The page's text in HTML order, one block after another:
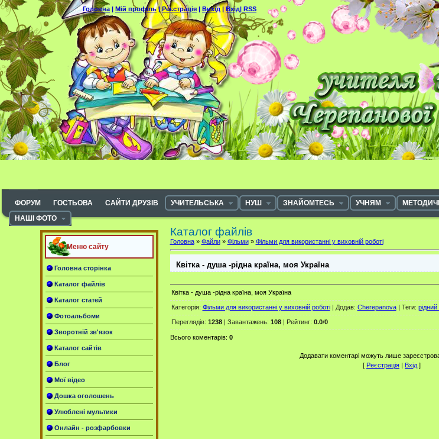
Головна | Мій профіль|Реєстрація | Вихід |Вхід| RSS
ФОРУМ ГОСТЬОВА САЙТИ ДРУЗІВ УЧИТЕЛЬСЬКА НУШ ЗНАЙОМТЕСЬ УЧНЯМ
НАШІ ФОТО
Меню сайту
Головна сторінка
Каталог файлів
Каталог статей
Фотоальбоми
Зворотній зв'язок
Каталог сайтів
Блог
Мої відео
Дошка оголошень
Улюблені мультики
Онлайн - розфарбовки
Каталог файлів
Головна» Файли» Фільми» Фільми для використанні у виховній роботі
Квітка - душа -рідна країна, моя Україна
Квітка - душа -рідна країна, моя Україна
Категорія: Фільми для використанні у виховній роботі| Додав: Cherepanova| Теги: рідний
Переглядів: 1238| Завантажень: 108| Рейтинг: 0.0/0
Всього коментарів: 0
Додавати коментарі можуть лише
[ Реєстрація | Вхід ]